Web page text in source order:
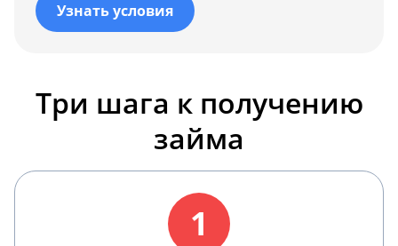
Узнать условия
Три шага к получению
займа
1